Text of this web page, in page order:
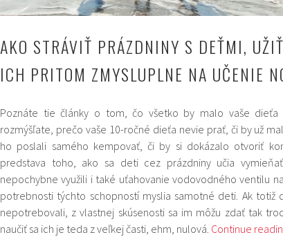
AKO STRÁVIŤ PRÁZDNINY S DEŤMI,
ICH PRITOM ZMYSLUPLNE NA UČENIE
Poznáte tie články o tom, čo všetko by malo vaše
rozmýšľate, prečo vaše 10-ročné dieťa nevie prať, či by už
ho poslali samého kempovať, či by si dokázalo otvoriť
predstava toho, ako sa deti cez prázdniny učia
nepochybne využili i také uťahovanie vodovodného ventilu
potrebnosti týchto schopností myslia samotné deti. Ak totiž
nepotrebovali, z vlastnej skúsenosti sa im môžu zdať tak
naučiť sa ich je teda z veľkej časti, ehm, nulová. Continue